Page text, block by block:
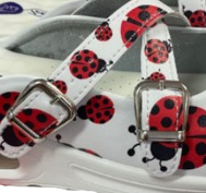
VARNO
VRAČILO
Postopek
naročil in
plačilje varen,
zanesljiv
inenostaven